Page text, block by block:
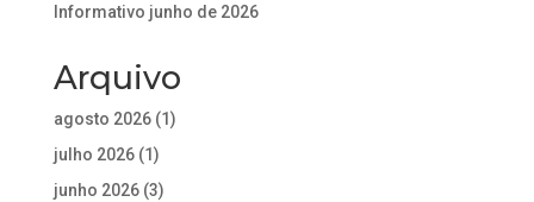
Informativo junho de 2026
Arquivo
agosto 2026(1)
julho 2026(1)
junho 2026(3)